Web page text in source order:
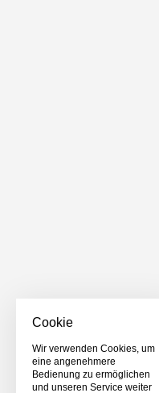
Cookie
Wir verwenden Cookies, um
eine angenehmere
Bedienung zu ermöglichen
und unseren Service weiter